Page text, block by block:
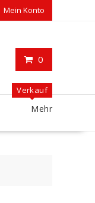
Mein Konto
0
Verkauf
Mehr